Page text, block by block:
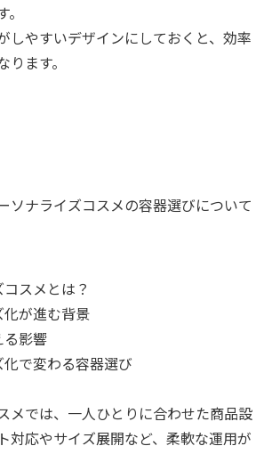
しやすいデザインにしておくと、効率
ます。
ソナライズコスメの容器選びについて
スメとは？
が進む背景
る影響
で変わる容器選び
メでは、一人ひとりに合わせた商品設
対応やサイズ展開など、柔軟な運用が